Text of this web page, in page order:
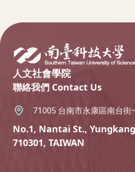
人文社會學院
聯絡我們 Contact Us
71005 台南市永康區南台街
No.1, Nantai St.,
710301, TAIWAN